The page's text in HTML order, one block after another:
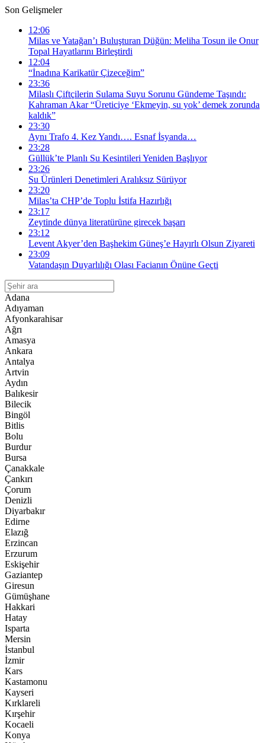
Son Gelişmeler
12:06
Milas ve Yatağan’ı Buluşturan Düğün: Meliha Tosun ile Onur
Topal Hayatlarını Birleştirdi
12:04
“İnadına Karikatür Çizeceğim”
23:36
Milaslı Çiftçilerin Sulama Suyu Sorunu Gündeme Taşındı:
Kahraman Akar “Üreticiye ‘Ekmeyin, su yok’ demek zorunda
kaldık”
23:30
Aynı Trafo 4. Kez Yandı…. Esnaf İsyanda…
23:28
Güllük’te Planlı Su Kesintileri Yeniden Başlıyor
23:26
Su Ürünleri Denetimleri Aralıksız Sürüyor
23:20
Milas’ta CHP’de Toplu İstifa Hazırlığı
23:17
Zeytinde dünya literatürüne girecek başarı
23:12
Levent Akyer’den Başhekim Güneş’e Hayırlı Olsun Ziyareti
23:09
Vatandaşın Duyarlılığı Olası Facianın Önüne Geçti
Adana
Adıyaman
Afyonkarahisar
Ağrı
Amasya
Ankara
Antalya
Artvin
Aydın
Balıkesir
Bilecik
Bingöl
Bitlis
Bolu
Burdur
Bursa
Çanakkale
Çankırı
Çorum
Denizli
Diyarbakır
Edirne
Elazığ
Erzincan
Erzurum
Eskişehir
Gaziantep
Giresun
Gümüşhane
Hakkari
Hatay
Isparta
Mersin
İstanbul
İzmir
Kars
Kastamonu
Kayseri
Kırklareli
Kırşehir
Kocaeli
Konya